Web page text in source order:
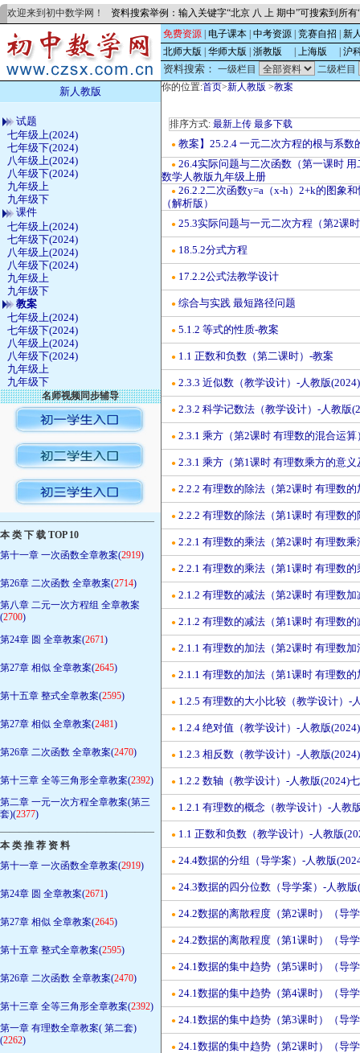
欢迎来到初中数学网！ 资料搜索举例：输入关键字“北京 八 上 期中”可搜索到所
免费资源 电子课本 中考资源 竞赛自招
新
北师大版
华师大版 浙教版 上海版 沪
资料搜索： 一级栏目 二级栏目
新人教版
试题
七年级上(2024)
七年级下(2024)
八年级上(2024)
八年级下(2024)
九年级上
九年级下
课件
七年级上(2024)
七年级下(2024)
八年级上(2024)
八年级下(2024)
九年级上
九年级下
教案
七年级上(2024)
七年级下(2024)
八年级上(2024)
八年级下(2024)
九年级上
九年级下
名师视频同步辅导
————————————————
本 类 下 载 TOP 10
第十一章 一次函数全章教案(2919)
第26章 二次函数 全章教案(2714)
第八章 二元一次方程组 全章教案
(2700)
第24章 圆 全章教案(2671)
第27章 相似 全章教案(2645)
第十五章 整式全章教案(2595)
第27章 相似 全章教案(2481)
第26章 二次函数 全章教案(2470)
第十三章 全等三角形全章教案(2392)
第二章 一元一次方程全章教案(第三
套)(2377)
————————————————
本 类 推 荐 资 料
第十一章 一次函数全章教案(2919)
第24章 圆 全章教案(2671)
第27章 相似 全章教案(2645)
第十五章 整式全章教案(2595)
第26章 二次函数 全章教案(2470)
第十三章 全等三角形全章教案(2392)
第一章 有理数全章教案( 第二套)
(2262)
你的位置:首页>新人教版 >教案
排序方式: 最新上传 最多下载
● 教案】25.2.4 一元二次方程的根与系数
● 26.4实际问题与二次函数（第一课时
数学人教版九年级上册
● 26.2.2二次函数y=a（x-h）2+k的图象
（解析版）
● 25.3实际问题与一元二次方程（第2课
● 18.5.2分式方程
● 17.2.2公式法教学设计
● 综合与实践 最短路径问题
● 5.1.2 等式的性质-教案
● 1.1 正数和负数（第二课时）-教案
● 2.3.3 近似数（教学设计）-人教版
● 2.3.2 科学记数法（教学设计）-人教版
● 2.3.1 乘方（第2课时 有理数的混合运
● 2.3.1 乘方（第1课时 有理数乘方的意
● 2.2.2 有理数的除法（第2课时 有理数
● 2.2.2 有理数的除法（第1课时 有理数
● 2.2.1 有理数的乘法（第2课时 有理数
● 2.2.1 有理数的乘法（第1课时 有理数
● 2.1.2 有理数的减法（第2课时 有理数
● 2.1.2 有理数的减法（第1课时 有理数
● 2.1.1 有理数的加法（第2课时 有理数
● 2.1.1 有理数的加法（第1课时 有理数
● 1.2.5 有理数的大小比较（教学设计）-
● 1.2.4 绝对值（教学设计）-人教版
● 1.2.3 相反数（教学设计）-人教版
● 1.2.2 数轴（教学设计）-人教版(2024)
● 1.2.1 有理数的概念（教学设计）-人教
● 1.1 正数和负数（教学设计）-人教版
● 24.4数据的分组（导学案）-人教版
● 24.3数据的四分位数（导学案）-人教版
● 24.2数据的离散程度（第2课时）（导
● 24.2数据的离散程度（第1课时）（导
● 24.1数据的集中趋势（第5课时）（导
● 24.1数据的集中趋势（第4课时）（导
● 24.1数据的集中趋势（第3课时）（导
● 24.1数据的集中趋势（第2课时）（导